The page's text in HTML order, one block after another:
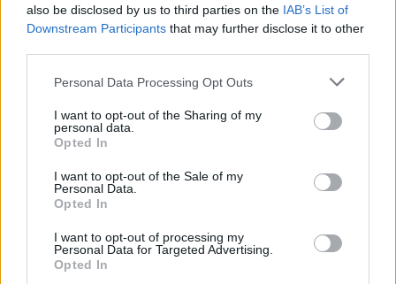
also be disclosed by us to third parties on the IAB’s List of
Downstream Participants that may further disclose it to other
Please note that this website/app uses one or more Google
not limited to your visit or usage behaviour. You may click to
grant or deny consent to Google and its third-party tags to
use your data for below specified purposes in below Google
consent section.
Personal Data Processing Opt Outs
I want to opt-out of the Sharing of my
personal data.
Opted In
I want to opt-out of the Sale of my
Personal Data.
Opted In
I want to opt-out of processing my
Personal Data for Targeted Advertising.
Opted In
απεργία της 20ης Νοεμβρίου έχουν ανακοινώσει
και οιιδιωτικοί εκπαιδευτικοίμέσω της ΟΙΕΛΕ. Σε
σχετική τους ανακοίνωση οι ιδιωτικοί
εκπαιδευτικοί τονίζουν ότι απεργούν με κύρια
αιτήματα την επαναφορά του καθεστώτος των
συλλογικών διαπραγματεύσεων σε Φροντιστήρια,
τις αυξήσεις στους μισθούς και επιστροφή δώρων
στα ιδιωτικά σχολεία.
Όπως διαμηνύουν στο κείμενό τους: «Ζ